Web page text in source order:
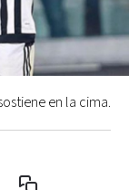
en la cima.